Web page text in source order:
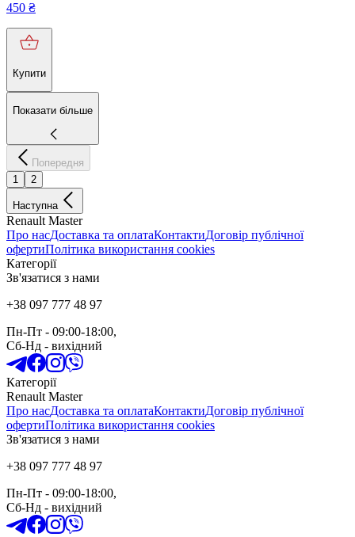
450 ₴
Купити
Показати більше
Попередня
1
2
Наступна
Renault Master
Про насДоставка та оплатаКонтактиДоговір публічної
офертиПолітика використання cookies
Категорії
Зв'язатися з нами
+38 097 777 48 97
Пн-Пт - 09:00-18:00,
Сб-Нд - вихідний
Категорії
Renault Master
Про насДоставка та оплатаКонтактиДоговір публічної
офертиПолітика використання cookies
Зв'язатися з нами
+38 097 777 48 97
Пн-Пт - 09:00-18:00,
Сб-Нд - вихідний